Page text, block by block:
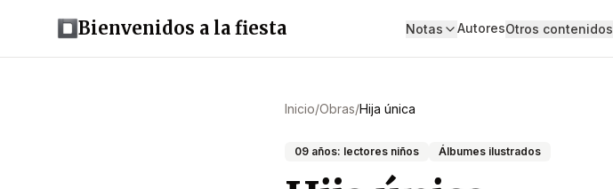
Bienvenidos a la fiesta Notas AutoresOtros contenidos
Inicio/Obras/Hija única
09 años: lectores niños Álbumes ilustrados